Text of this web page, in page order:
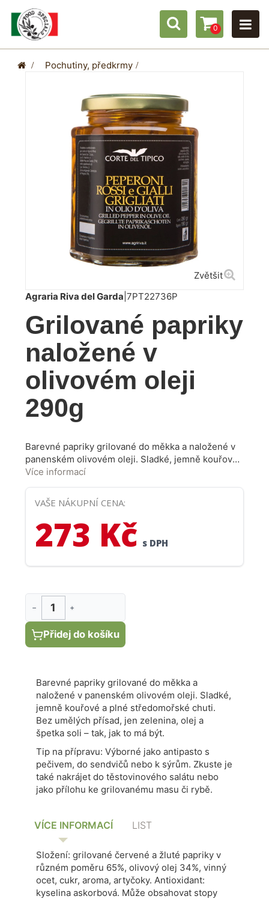
0
> Pochutiny, předkrmy >
Zvětšit
Agraria Riva del Garda 7PT22736P
Grilované papriky
naložené v
olivovém oleji
290g
Barevné papriky grilované do měkka a naložené v
panenském olivovém oleji. Sladké, jemně kouřové
a plné středomořské chuti. Bez umělých přísad, jen
zelenina, olej a špetka soli – tak, jak to má být. Tip
na přípravu: Výborné jako antipasto s pečivem, do
sendvičů nebo k sýrům. Zkuste je také nakrájet do
těstovinového salátu nebo jako přílohu ke
grilovanému masu či rybě.
Více informací
VAŠE NÁKUPNÍ CENA:
273 Kč s DPH
− +
Přidej do košíku
Barevné papriky grilované do měkka a
naložené v panenském olivovém oleji. Sladké,
jemně kouřové a plné středomořské chuti.
Bez umělých přísad, jen zelenina, olej a
špetka soli – tak, jak to má být.
Tip na přípravu: Výborné jako antipasto s
pečivem, do sendvičů nebo k sýrům. Zkuste je
také nakrájet do těstovinového salátu nebo
jako přílohu ke grilovanému masu či rybě.
VÍCE INFORMACÍ LIST
Složení: grilované červené a žluté papriky v
různém poměru 65%, olivový olej 34%, vinný
ocet, cukr, aroma, artyčoky. Antioxidant:
kyselina askorbová. Může obsahovat stopy